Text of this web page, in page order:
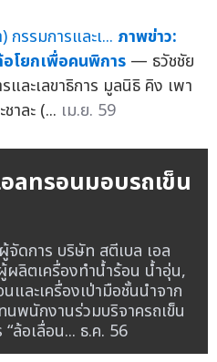
ภาพข่าว:
โยกเพื่อคนพิการ — ธวัชชัย
ละเลขาธิการ มูลนิธิ คิง เพา
าละ (... เม.ย. 59
ลทรอนมอบรถเข็น
จัดการ บริษัท สตีเบล เอล
ผลิตเครื่องทำน้ำร้อน น้ำอุ่น,
และเครื่องเป่ามือชั้นนำจาก
พนักงานร่วมบริจาครถเข็น
ล้อเลื่อน... ธ.ค. 56